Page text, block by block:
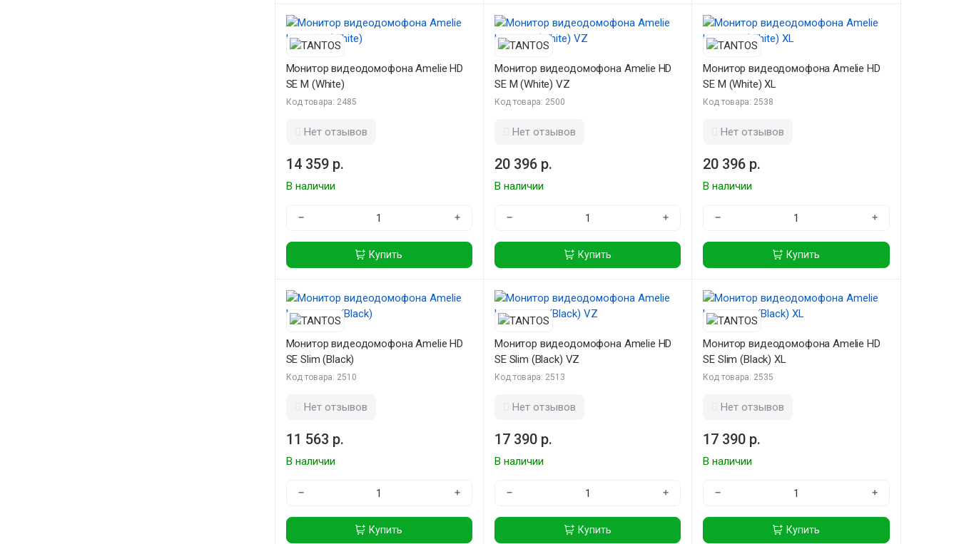
Монитор видеодомофона Amelie HD
SE M (White)
Код товара: 2485
Нет отзывов
14 359 р.
В наличии
− +
Купить
Монитор видеодомофона Amelie HD
SE M (White) VZ
Код товара: 2500
Нет отзывов
20 396 р.
В наличии
− +
Купить
Монитор видеодомофона Amelie HD
SE M (White) XL
Код товара: 2538
Нет отзывов
20 396 р.
В наличии
− +
Купить
Монитор видеодомофона Amelie HD
SE Slim (Black)
Код товара: 2510
Нет отзывов
11 563 р.
В наличии
− +
Купить
Монитор видеодомофона Amelie HD
SE Slim (Black) VZ
Код товара: 2513
Нет отзывов
17 390 р.
В наличии
− +
Купить
Монитор видеодомофона Amelie HD
SE Slim (Black) XL
Код товара: 2535
Нет отзывов
17 390 р.
В наличии
− +
Купить